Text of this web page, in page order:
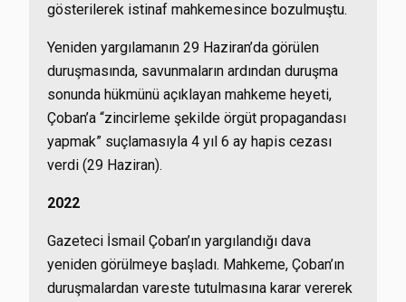
gösterilerek istinaf mahkemesince bozulmuştu.
Yeniden yargılamanın 29 Haziran’da görülen
duruşmasında, savunmaların ardından duruşma
sonunda hükmünü açıklayan mahkeme heyeti,
Çoban’a “zincirleme şekilde örgüt propagandası
yapmak” suçlamasıyla 4 yıl 6 ay hapis cezası
verdi (29 Haziran).
2022
Gazeteci İsmail Çoban’ın yargılandığı dava
yeniden görülmeye başladı. Mahkeme, Çoban’ın
duruşmalardan vareste tutulmasına karar vererek